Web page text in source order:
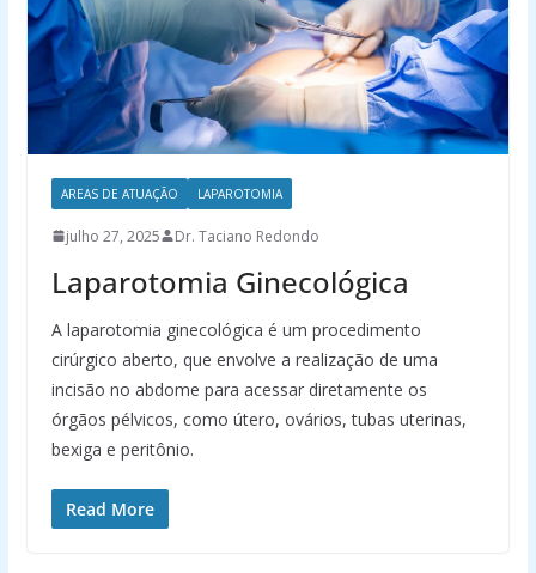
AREAS DE ATUAÇÃO LAPAROTOMIA
julho 27, 2025 Dr. Taciano Redondo
Laparotomia Ginecológica
A laparotomia ginecológica é um procedimento
cirúrgico aberto, que envolve a realização de uma
incisão no abdome para acessar diretamente os
órgãos pélvicos, como útero, ovários, tubas uterinas,
bexiga e peritônio.
Read More